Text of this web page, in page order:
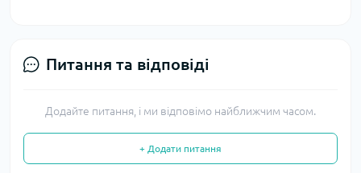
Питання та відповіді
Додайте питання, і ми відповімо найближчим часом.
+ Додати питання